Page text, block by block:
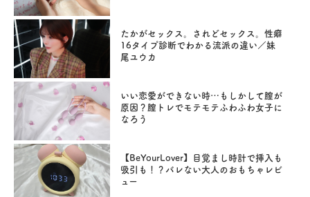
たかがセックス。されどセックス。性癖
16タイプ診断でわかる流派の違い／妹
尾ユウカ
いい恋愛ができない時…もしかして膣が
原因？膣トレでモテモテふわふわ女子に
なろう
【BeYourLover】目覚まし時計で挿入も
吸引も！？バレない大人のおもちゃレビ
ュー